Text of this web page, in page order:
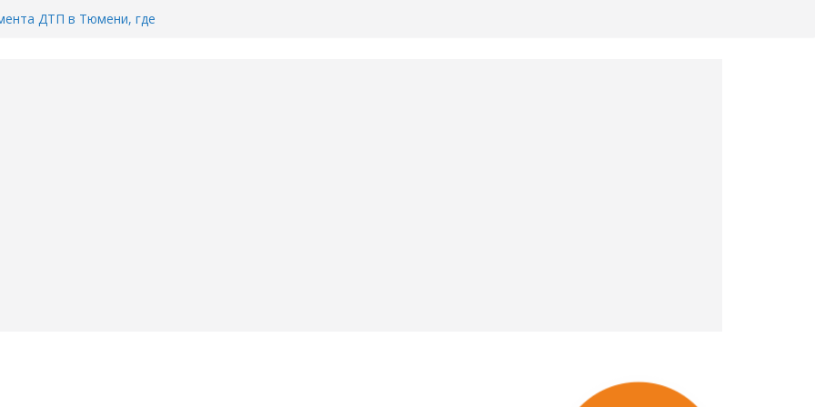
ДТП в Тюмени, где